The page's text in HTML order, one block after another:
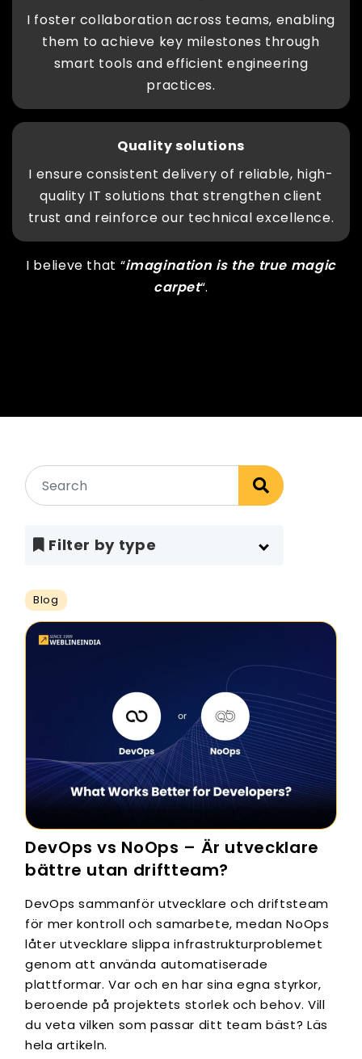
I foster collaboration across teams, enabling
them to achieve key milestones through
smart tools and efficient engineering
practices.
Quality solutions
I ensure consistent delivery of reliable, high-
quality IT solutions that strengthen client
trust and reinforce our technical excellence.
I believe that “imagination is the true magic
carpet“.
Filter by type
Blog
DevOps vs NoOps – Är utvecklare
bättre utan driftteam?
DevOps sammanför utvecklare och driftsteam
för mer kontroll och samarbete, medan NoOps
låter utvecklare slippa infrastrukturproblemet
genom att använda automatiserade
plattformar. Var och en har sina egna styrkor,
beroende på projektets storlek och behov. Vill
du veta vilken som passar ditt team bäst? Läs
hela artikeln.